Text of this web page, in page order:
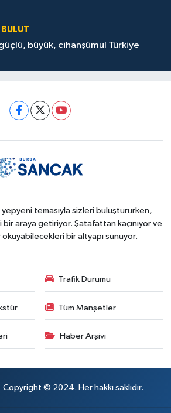
büyük, cihanşümul Türkiye
temasıyla sizleri buluştururken,
araya getiriyor. Şatafattan kaçınıyor ve
bir altyapı sunuyor.
Trafik Durumu
Tüm Manşetler
Haber Arşivi
Copyright © 2024. Her hakkı saklıdır.